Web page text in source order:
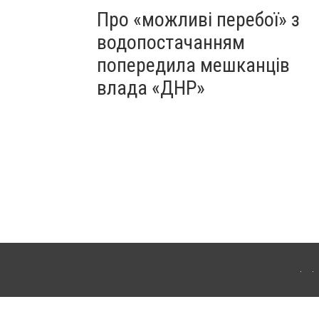
Про «можливі перебої» з
водопостачанням
попередила мешканців
влада «ДНР»